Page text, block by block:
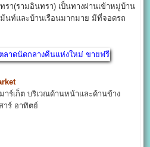
(รามอินทรา) เป็นทางผ่านเข้าหมู่บ้าน
นท์และบ้านเรือนมากมาย มีที่จอดรถ
าร์เก็ต บริเวณด้านหน้าและด้านข้าง
าร์ อาทิตย์